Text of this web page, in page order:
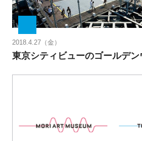
2018.4.27（金）
東京シティビューのゴールデン